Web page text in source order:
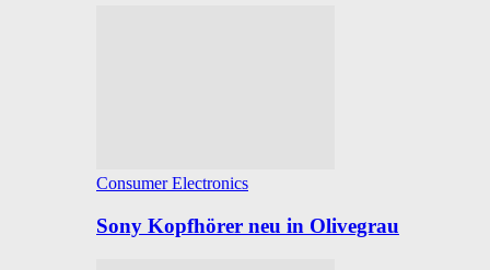
Consumer Electronics
Sony Kopfhörer neu in Olivegrau